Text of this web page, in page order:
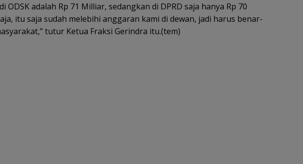
ODSK adalah Rp 71 Milliar, sedangkan di DPRD saja hanya Rp 70
itu saja sudah melebihi anggaran kami di dewan, jadi harus benar-
tutur Ketua Fraksi Gerindra itu.(tem)